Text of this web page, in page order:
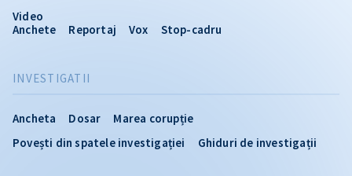
INVESTIGATII
Ancheta Dosar
Marea corupție
Povești din spatele investigației
Ghiduri de investigații
Video
Anchete
Reportaj Vox Stop-cadru